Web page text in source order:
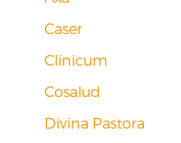
Caser
Clínicum
Cosalud
Divina Pastora